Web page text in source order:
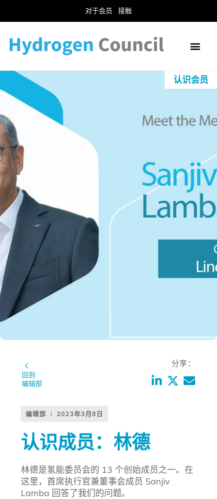
对于会员 接触
认识会员
回到
编辑部
分享：
编辑部 2023年3月8日
认识成员：林德
林德是氢能委员会的 13 个创始成员之一。在
这里，首席执行官兼董事会成员 Sanjiv
Lamba 回答了我们的问题。